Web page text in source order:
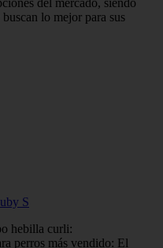
lo mejor para sus
S
hebilla curli:
perros más vendido: El